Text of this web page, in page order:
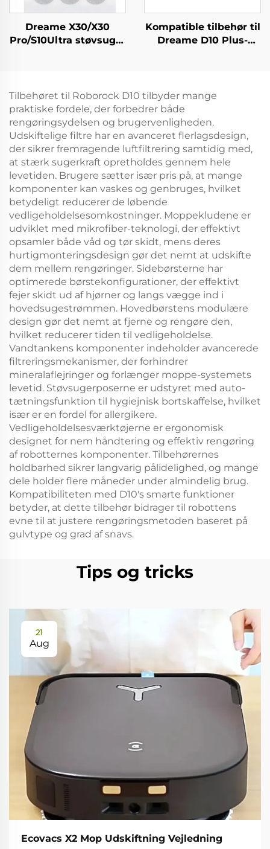
Dreame X30/X30
Pro/S10Ultra støvsuger
klud, rullebørste
Kompatible tilbehør til
Dreame D10 Plus-
kantbørste, støvpose
og forbrugsvarer
Tilbehøret til Roborock D10 tilbyder mange
praktiske fordele, der forbedrer både
rengøringsydelsen og brugervenligheden.
Udskiftelige filtre har en avanceret flerlagsdesign,
der sikrer fremragende luftfiltrering samtidig med,
at stærk sugerkraft opretholdes gennem hele
levetiden. Brugere sætter især pris på, at mange
komponenter kan vaskes og genbruges, hvilket
betydeligt reducerer de løbende
vedligeholdelsesomkostninger. Moppekludene er
udviklet med mikrofiber-teknologi, der effektivt
opsamler både våd og tør skidt, mens deres
hurtigmonteringsdesign gør det nemt at udskifte
dem mellem rengøringer. Sidebørsterne har
optimerede børstekonfigurationer, der effektivt
fejer skidt ud af hjørner og langs vægge ind i
hovedsugestrømmen. Hovedbørstens modulære
design gør det nemt at fjerne og rengøre den,
hvilket reducerer tiden til vedligeholdelse.
Vandtankens komponenter indeholder avancerede
filtreringsmekanismer, der forhindrer
mineralaflejringer og forlænger moppe-systemets
levetid. Støvsugerposerne er udstyret med auto-
tætningsfunktion til hygiejnisk bortskaffelse, hvilket
især er en fordel for allergikere.
Vedligeholdelsesværktøjerne er ergonomisk
designet for nem håndtering og effektiv rengøring
af robotternes komponenter. Tilbehørernes
holdbarhed sikrer langvarig pålidelighed, og mange
dele holder flere måneder under almindelig brug.
Kompatibiliteten med D10's smarte funktioner
betyder, at dette tilbehør bidrager til robottens
evne til at justere rengøringsmetoden baseret på
gulvtype og grad af snavs.
Tips og tricks
21
Aug
Ecovacs X2 Mop Udskiftning Vejledning